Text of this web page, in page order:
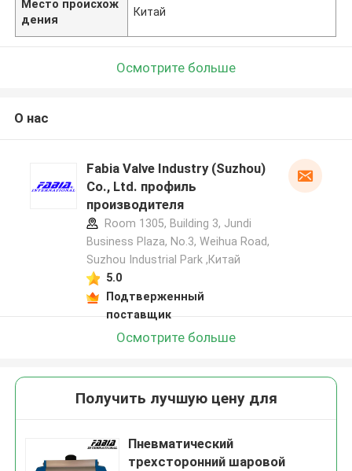
Место происхож
дения
Китай
Осмотрите больше
О нас
Fabia Valve Industry (Suzhou)
Co., Ltd. профиль
производителя
Room 1305, Building 3, Jundi
Business Plaza, No.3, Weihua Road,
Suzhou Industrial Park ,Китай
5.0
Подтверженный
поставщик
Осмотрите больше
Получить лучшую цену для
Пневматический
трехсторонний шаровой